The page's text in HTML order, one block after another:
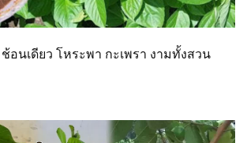
นเดียว โหระพา กะเพรา งามทั้งสวน